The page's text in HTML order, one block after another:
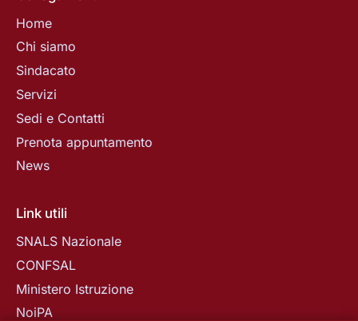
Home
Chi siamo
Sindacato
Servizi
Sedi e Contatti
Prenota appuntamento
News
Link utili
SNALS Nazionale
CONFSAL
Ministero Istruzione
NoiPA